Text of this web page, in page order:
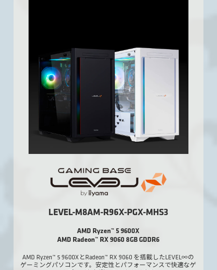
LEVEL-M8AM-R96X-PGX-MHS3
AMD Ryzen™ 5 9600X
AMD Radeon™ RX 9060 8GB GDDR6
AMD Ryzen™ 5 9600XとRadeon™ RX 9060 を搭載したLEVEL∞の
ゲーミングパソコンです。安定性とパフォーマンスで快適なゲ